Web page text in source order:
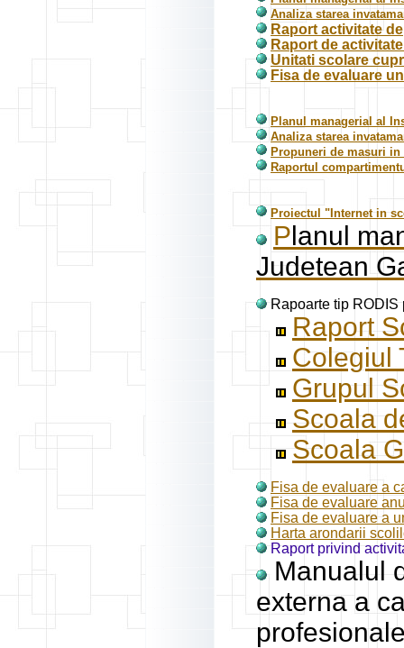
Analiza starea
Raport activitate
Raport de
Unitati scolare
Fisa de evaluare
Planul managerial al
Analiza starea
Propuneri de masuri in
Raportul
Proiectul "Internet in
Planul
Judetean
Rapoarte tip RODIS
Raport
Colegiul
Grupul
Scoala
Scoala
Fisa de evaluare a
Fisa de evaluare
Fisa de evaluare a
Harta arondarii
Raport privind
Manualul
externa a